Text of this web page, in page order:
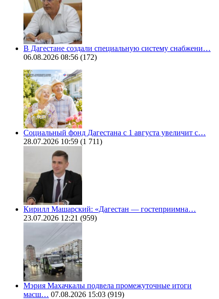
В Дагестане создали специальную систему снабжени…
06.08.2026 08:56 (172)
Социальный фонд Дагестана с 1 августа увеличит с…
28.07.2026 10:59 (1 711)
Кирилл Машарский: «Дагестан — гостеприимна…
23.07.2026 12:21 (959)
Мэрия Махачкалы подвела промежуточные итоги
масш… 07.08.2026 15:03 (919)